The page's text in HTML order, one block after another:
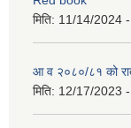
मिति: 11/14/2024
आ व २०८०/८१ को
मिति: 12/17/2023